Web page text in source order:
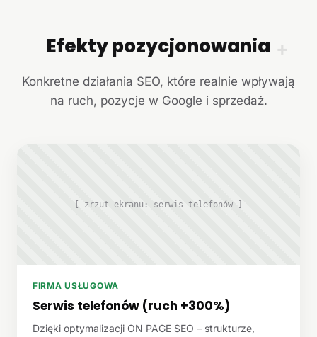
+
Efekty pozycjonowania
Konkretne działania SEO, które realnie wpływają
na ruch, pozycje w Google i sprzedaż.
[ zrzut ekranu: serwis telefonów ]
FIRMA USŁUGOWA
Serwis telefonów (ruch +300%)
Dzięki optymalizacji ON PAGE SEO – strukturze,